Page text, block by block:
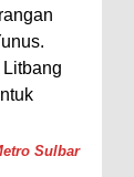
Sulbar